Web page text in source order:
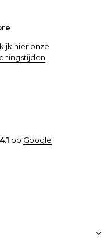
hier onze
4.1 op Google